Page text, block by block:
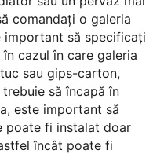
comandați o galeria
important să specificați
cazul în care galeria
sau gips-carton,
să încapă în
este important să
poate fi instalat doar
încât poate fi